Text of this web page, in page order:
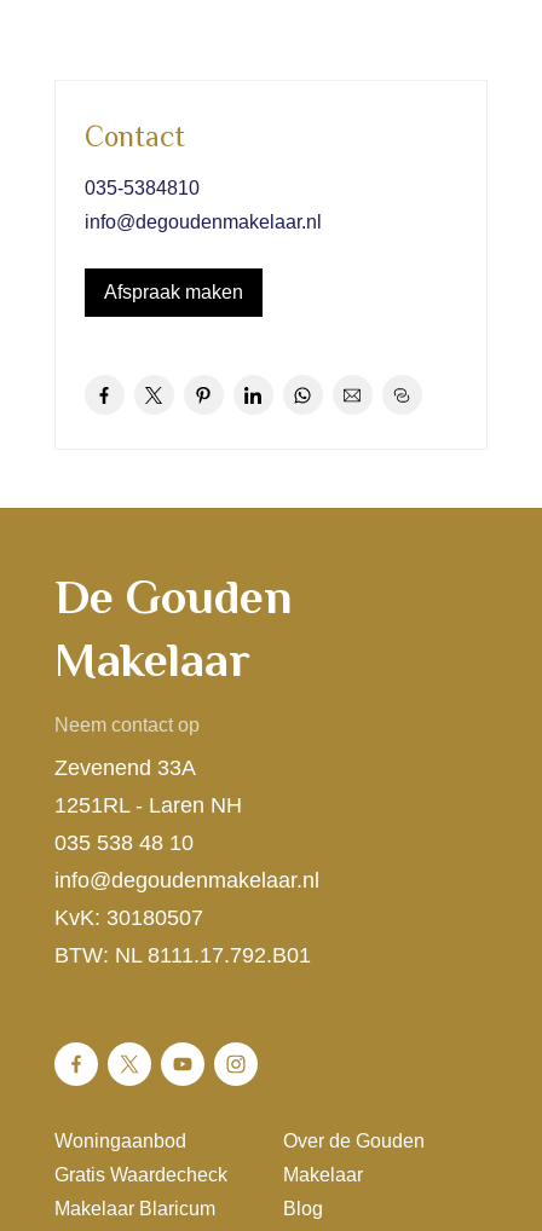
Contact
035-5384810
info@degoudenmakelaar.nl
Afspraak maken
De Gouden
Makelaar
Neem contact op
Zevenend 33A
1251RL - Laren NH
035 538 48 10
info@degoudenmakelaar.nl
KvK: 30180507
BTW: NL 8111.17.792.B01
Woningaanbod
Gratis Waardecheck
Makelaar Blaricum
Over de Gouden
Makelaar
Blog